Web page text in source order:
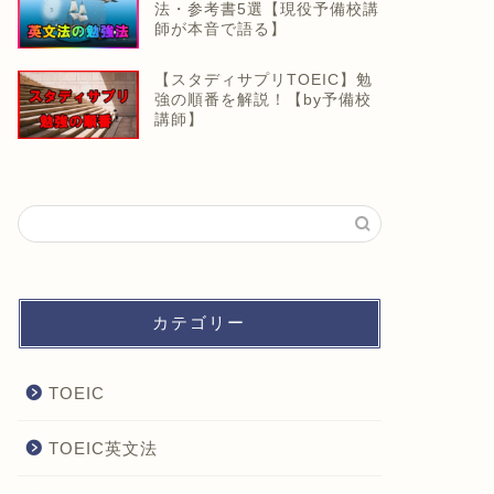
法・参考書5選【現役予備校講
師が本音で語る】
【スタディサプリTOEIC】勉
強の順番を解説！【by予備校
講師】
カテゴリー
TOEIC
TOEIC英文法